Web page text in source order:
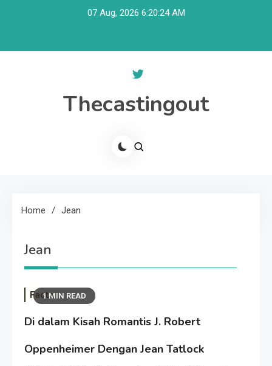
07 Aug, 2026 6:20:24 AM
Thecastingout
Home Jean
Jean
1 MIN READ
Facts
Di dalam Kisah Romantis J. Robert
Oppenheimer Dengan Jean Tatlock